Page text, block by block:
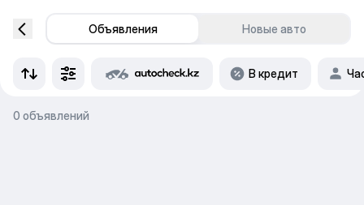
Объявления Новые авто
В кредит
0 объявлений